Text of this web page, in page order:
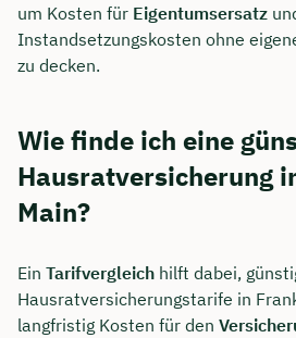
um Kosten für Eigentumsersatz
Instandsetzungskosten ohne
zu decken.
Wie finde ich eine
Hausratversicherung
Main?
Ein Tarifvergleich hilft dabei,
Hausratversicherungstarife in
langfristig Kosten für den